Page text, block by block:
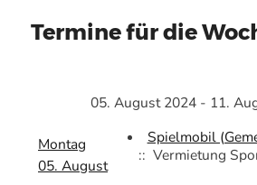
Termine für die
05. August 2024 - 11.
Montag
05. August
Spielmobil
:: Vermietung